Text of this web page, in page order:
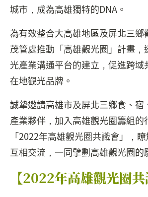
城市，成為高雄獨特的DNA。
為有效整合大高雄地區及屏北三鄉
茂管處推動「高雄觀光圈」計畫，
光產業溝通平台的建立，促進跨域
在地觀光品牌。
誠摯邀請高雄市及屏北三鄉食、宿
產業夥伴，加入高雄觀光圈籌組的
「2022年高雄觀光圈共識會」，
互相交流，一同擘劃高雄觀光圈的
【2022年高雄觀光圈共